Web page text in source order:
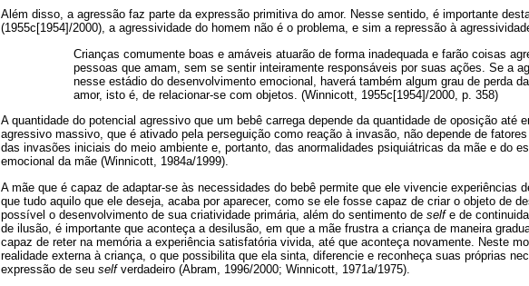
Além disso, a agressão faz parte da expressão primitiva do amor. Nesse sentido, é importante
(1955c[1954]/2000), a agressividade do homem não é o problema, e sim a repressão à
Crianças comumente boas e amáveis atuarão de forma inadequada e farão coisas
pessoas que amam, sem se sentir inteiramente responsáveis por suas ações. Se a
nesse estádio do desenvolvimento emocional, haverá também algum grau de perda
amor, isto é, de relacionar-se com objetos. (Winnicott, 1955c[1954]/2000, p. 358)
A quantidade do potencial agressivo que um bebê carrega depende da quantidade de oposição até
agressivo massivo, que é ativado pela perseguição como reação à invasão, não depende de
das invasões iniciais do meio ambiente e, portanto, das anormalidades psiquiátricas da mãe e do
emocional da mãe (Winnicott, 1984a/1999).
A mãe que é capaz de adaptar-se às necessidades do bebê permite que ele vivencie experiências
que tudo aquilo que ele deseja, acaba por aparecer, como se ele fosse capaz de criar o objeto de
possível o desenvolvimento de sua criatividade primária, além do sentimento de selfe de
de ilusão, é importante que aconteça a desilusão, em que a mãe frustra a criança de maneira
capaz de reter na memória a experiência satisfatória vivida, até que aconteça novamente. Neste
realidade externa à criança, o que possibilita que ela sinta, diferencie e reconheça suas próprias
expressão de seu selfverdadeiro (Abram, 1996/2000; Winnicott, 1971a/1975).